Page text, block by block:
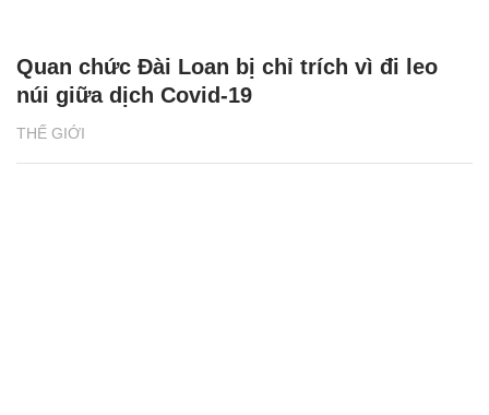
THẾ GIỚI
Quan chức Đài Loan bị chỉ trích vì đi leo
núi giữa dịch Covid-19